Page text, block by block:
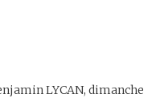
LYCAN, dimanche